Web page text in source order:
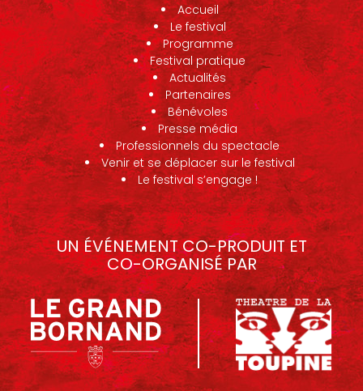
Accueil
Le festival
Programme
Festival pratique
Actualités
Partenaires
Bénévoles
Presse média
Professionnels du spectacle
Venir et se déplacer sur le festival
Le festival s’engage !
UN ÉVÉNEMENT CO-PRODUIT ET
CO-ORGANISÉ PAR